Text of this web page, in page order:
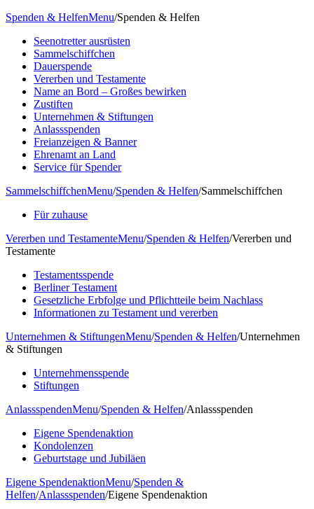
Spenden & HelfenMenu/Spenden & Helfen
Seenotretter ausrüsten
Sammelschiffchen
Dauerspende
Vererben und Testamente
Name an Bord – Großes bewirken
Zustiften
Unternehmen & Stiftungen
Anlassspenden
Freianzeigen & Banner
Ehrenamt an Land
Service für Spender
SammelschiffchenMenu/Spenden & Helfen/Sammelschiffchen
Für zuhause
Vererben und TestamenteMenu/Spenden & Helfen/Vererben und
Testamente
Testamentsspende
Berliner Testament
Gesetzliche Erbfolge und Pflichtteile beim Nachlass
Informationen zu Testament und vererben
Unternehmen & StiftungenMenu/Spenden & Helfen/Unternehmen
& Stiftungen
Unternehmensspende
Stiftungen
AnlassspendenMenu/Spenden & Helfen/Anlassspenden
Eigene Spendenaktion
Kondolenzen
Geburtstage und Jubiläen
Eigene SpendenaktionMenu/Spenden &
Helfen/Anlassspenden/Eigene Spendenaktion